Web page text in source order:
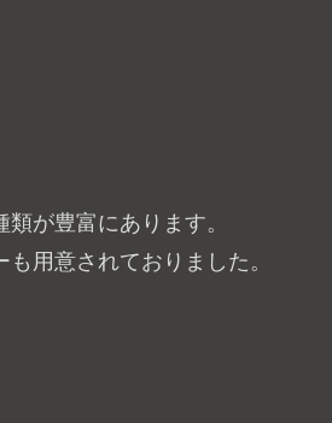
が豊富にあります。
用意されておりました。